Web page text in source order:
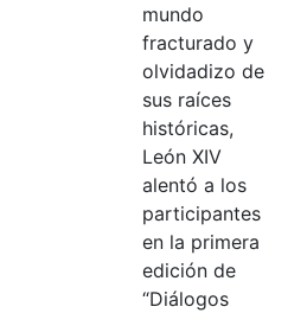
mundo
fracturado y
olvidadizo de
sus raíces
históricas,
León XIV
alentó a los
participantes
en la primera
edición de
“Diálogos